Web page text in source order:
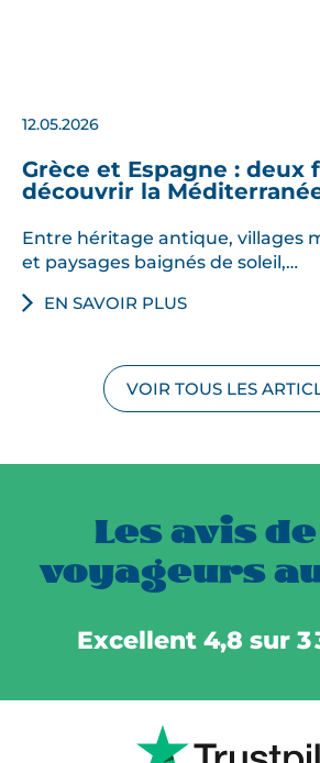
12.05.2026
Grèce et Espagne : deux
découvrir la
Entre héritage antique, villages
et paysages baignés de soleil,…
EN SAVOIR PLUS
VOIR TOUS LES
Les avis
voyageurs
Excellent 4,8 sur 3